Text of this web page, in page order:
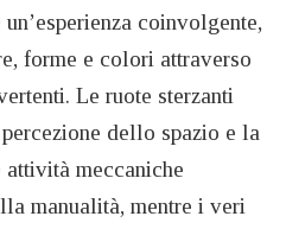
coinvolgente,
forme e colori attraverso
Le ruote sterzanti
dello spazio e la
meccaniche
manualità, mentre i veri